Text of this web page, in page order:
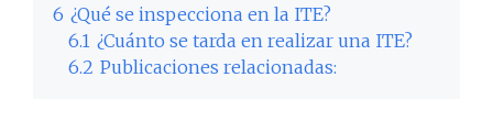
6 ¿Qué se inspecciona en la ITE?
6.1 ¿Cuánto se tarda en realizar una ITE?
6.2 Publicaciones relacionadas: